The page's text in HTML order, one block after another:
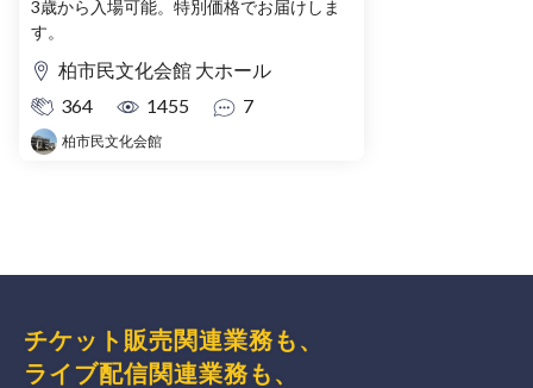
のび太の海底鬼岩城」
3歳から入場可能。特別価格でお届けしま
す。
柏市民文化会館 大ホール
364
1455 7
柏市民文化会館
チケット販売関連業務も、
ライブ配信関連業務も、